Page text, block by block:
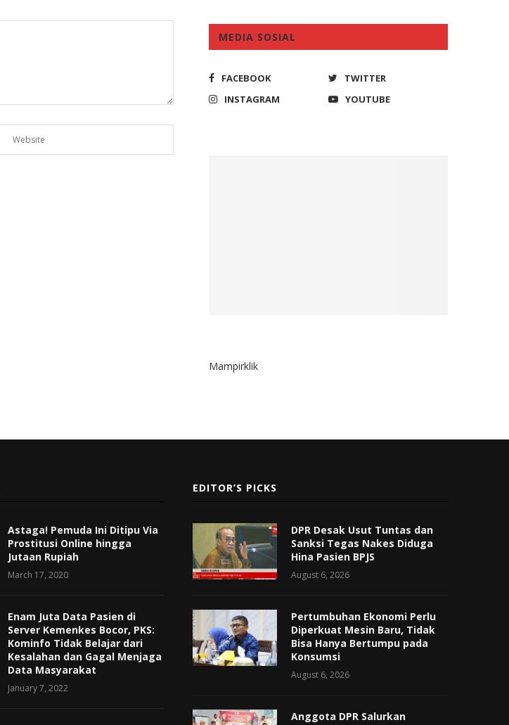
MEDIA SOSIAL
FACEBOOK
TWITTER
INSTAGRAM
YOUTUBE
Mampirklik
Astaga! Pemuda Ini Ditipu Via
Prostitusi Online hingga
Jutaan Rupiah
March 17, 2020
Enam Juta Data Pasien di
Server Kemenkes Bocor, PKS:
Kominfo Tidak Belajar dari
Kesalahan dan Gagal Menjaga
Data Masyarakat
January 7, 2022
EDITOR’S PICKS
DPR Desak Usut Tuntas dan
Sanksi Tegas Nakes Diduga
Hina Pasien BPJS
August 6, 2026
Pertumbuhan Ekonomi Perlu
Diperkuat Mesin Baru, Tidak
Bisa Hanya Bertumpu pada
Konsumsi
August 6, 2026
Anggota DPR Salurkan